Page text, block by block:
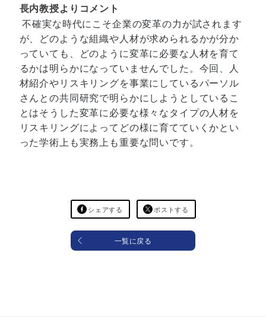
長内教授よりコメント
不確実な時代にこそ企業の変革の力が試されます
が、どのような組織や人材が求められるかが分か
っていても、どのように変革に必要な人材を育て
るかは明らかになっていませんでした。今回、人
材紹介やリスキリングを事業にしているパーソル
さんとの共同研究で明らかにしようとしているこ
とはそうした変革に必要な様々なタイプの人材を
リスキリングによってどの様に育てていくかとい
った学術上も実務上も重要な問いです。
シェアする ポストする
一覧に戻る